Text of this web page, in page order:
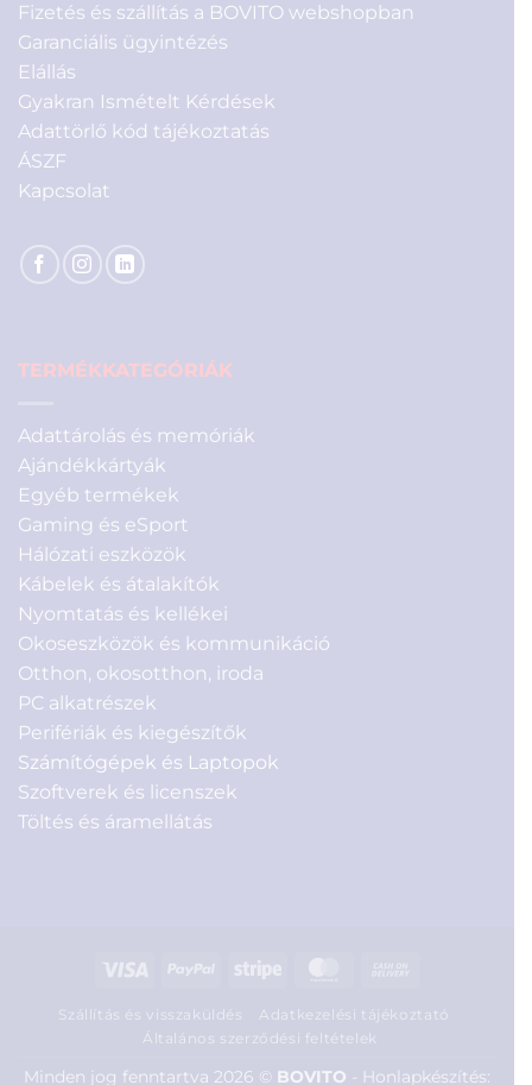
Fizetés és szállítás a BOVITO webshopban
Garanciális ügyintézés
Elállás
Gyakran Ismételt Kérdések
Adattörlő kód tájékoztatás
ÁSZF
Kapcsolat
TERMÉKKATEGÓRIÁK
Adattárolás és memóriák
Ajándékkártyák
Egyéb termékek
Gaming és eSport
Hálózati eszközök
Kábelek és átalakítók
Nyomtatás és kellékei
Okoseszközök és kommunikáció
Otthon, okosotthon, iroda
PC alkatrészek
Perifériák és kiegészítők
Számítógépek és Laptopok
Szoftverek és licenszek
Töltés és áramellátás
Visa PayPal Stripe MasterCard
Delivery
Szállítás és visszaküldés
Adatkezelési tájékoztató
Általános szerződési feltételek
Minden jog fenntartva 2026 © BOVITO - Honlapkészítés: